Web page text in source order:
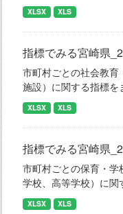
XLSX XLS
指標でみる宮崎県
市町村ごとの社会教
施設）に関する指標を
XLSX XLS
指標でみる宮崎県
市町村ごとの保育・学
学校、高等学校）に
XLSX XLS